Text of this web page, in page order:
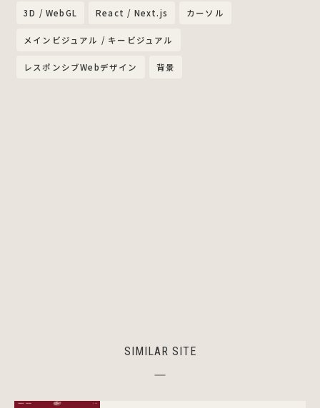
3D / WebGL React / Next.js カーソル
メインビジュアル / キービジュアル
レスポンシブWebデザイン 背景
SIMILAR SITE